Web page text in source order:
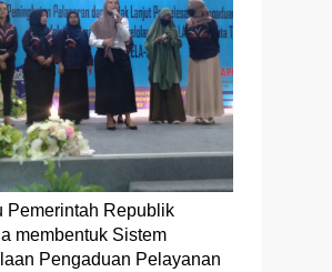
Pemerintah Republik
membentuk Sistem
Pengaduan Pelayanan